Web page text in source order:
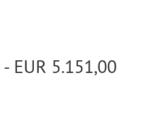
EUR 5.151,00